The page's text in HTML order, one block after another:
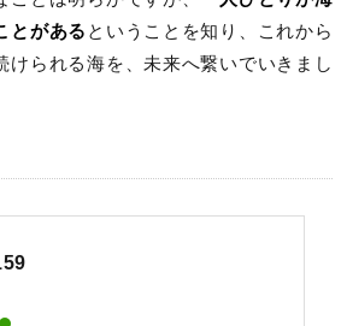
とがある ということを知り、これから
けられる海を、未来へ繋いでいきまし